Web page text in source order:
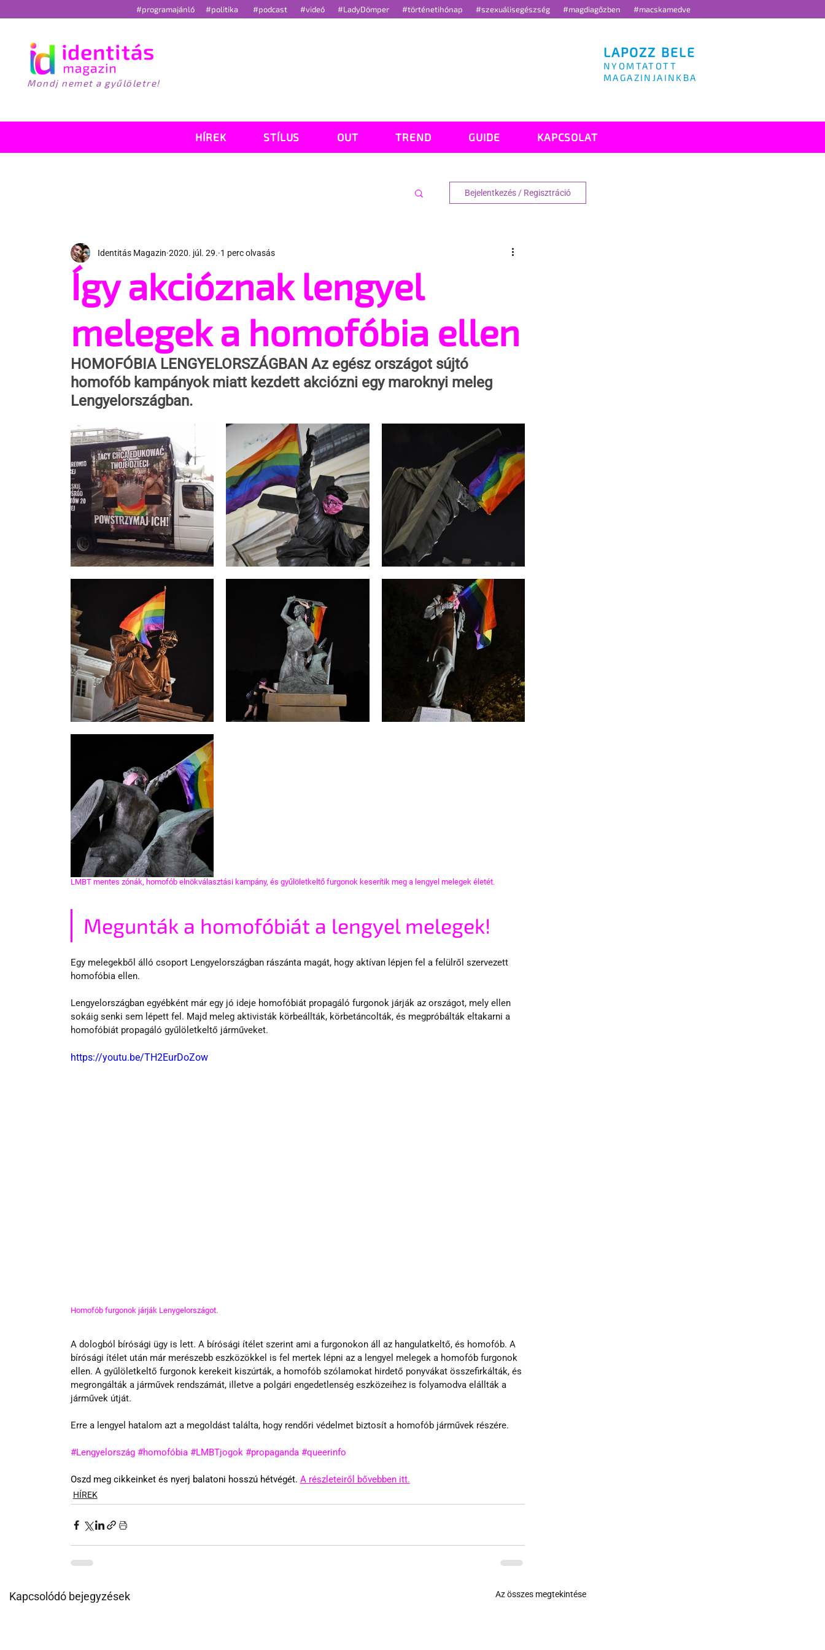
#programajánló #politika #podcast #videó #LadyDömper #történetihónap #szexuálisegészség #magdiagőzben #macskamedve
Mondj nemet a gyűlöletre!
LAPOZZ BELE
NYOMTATOTT
MAGAZINJAINKBA
HÍREK STÍLUS OUT TREND GUIDE KAPCSOLAT
Bejelentkezés / Regisztráció
Így akcióznak lengyel
melegek a homofóbia ellen
Identitás Magazin 2020. júl. 29. 1 perc olvasás
HOMOFÓBIA LENGYELORSZÁGBAN Az egész országot sújtó
homofób kampányok miatt kezdett akciózni egy maroknyi meleg
Lengyelországban.
LMBT mentes zónák, homofób elnökválasztási kampány, és gyűlöletkeltő furgonok keserítik meg a lengyel melegek életét.
Megunták a homofóbiát a lengyel melegek!
Egy melegekből álló csoport Lengyelországban rászánta magát, hogy aktívan lépjen fel a felülről szervezett
homofóbia ellen.
Lengyelországban egyébként már egy jó ideje homofóbiát propagáló furgonok járják az országot, mely ellen
sokáig senki sem lépett fel. Majd meleg aktivisták körbeállták, körbetáncolták, és megpróbálták eltakarni a
homofóbiát propagáló gyűlöletkeltő járműveket.
https://youtu.be/TH2EurDoZow
Homofób furgonok járják Lenygelországot.
A dologból bírósági ügy is lett. A bírósági ítélet szerint ami a furgonokon áll az hangulatkeltő, és homofób. A
bírósági ítélet után már merészebb eszközökkel is fel mertek lépni az a lengyel melegek a homofób furgonok
ellen. A gyűlöletkeltő furgonok kerekeit kiszúrták, a homofób szólamokat hirdető ponyvákat összefirkálták, és
megrongálták a járművek rendszámát, illetve a polgári engedetlenség eszközeihez is folyamodva elállták a
járművek útját.
Erre a lengyel hatalom azt a megoldást találta, hogy rendőri védelmet biztosít a homofób járművek részére.
#Lengyelország #homofóbia #LMBTjogok #propaganda #queerinfo
Oszd meg cikkeinket és nyerj balatoni hosszú hétvégét. A részleteiről bővebben itt.
HÍREK
Kapcsolódó bejegyzések Az összes megtekintése